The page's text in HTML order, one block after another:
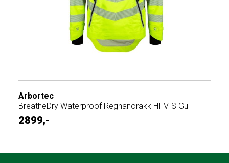
Arbortec
BreatheDry Waterproof Regnanorakk HI-VIS Gul
2899,-